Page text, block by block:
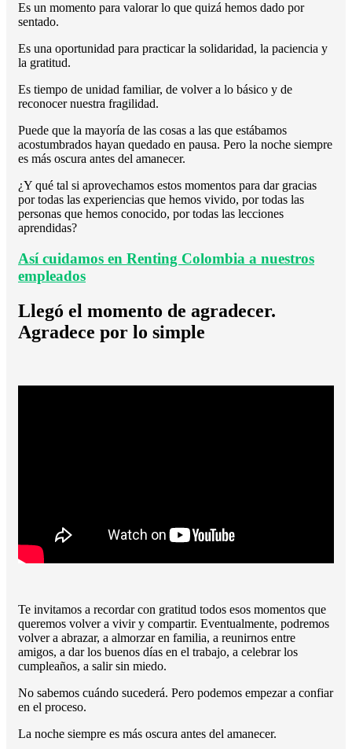
Es un momento para valorar lo que quizá hemos dado por
sentado.
Es una oportunidad para practicar la solidaridad, la paciencia y
la gratitud.
Es tiempo de unidad familiar, de volver a lo básico y de
reconocer nuestra fragilidad.
Puede que la mayoría de las cosas a las que estábamos
acostumbrados hayan quedado en pausa. Pero la noche siempre
es más oscura antes del amanecer.
¿Y qué tal si aprovechamos estos momentos para dar gracias
por todas las experiencias que hemos vivido, por todas las
personas que hemos conocido, por todas las lecciones
aprendidas?
Así cuidamos en Renting Colombia a nuestros
empleados
Llegó el momento de agradecer.
Agradece por lo simple
Te invitamos a recordar con gratitud todos esos momentos que
queremos volver a vivir y compartir. Eventualmente, podremos
volver a abrazar, a almorzar en familia, a reunirnos entre
amigos, a dar los buenos días en el trabajo, a celebrar los
cumpleaños, a salir sin miedo.
No sabemos cuándo sucederá. Pero podemos empezar a confiar
en el proceso.
La noche siempre es más oscura antes del amanecer.